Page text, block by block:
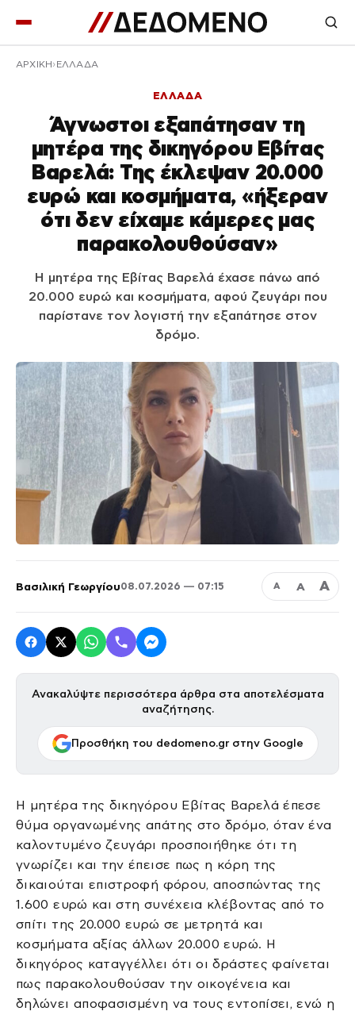
ΑΡΧΙΚΉ ΕΛΛΑΔΑ
ΕΛΛΑΔΑ
Άγνωστοι εξαπάτησαν τη
μητέρα της δικηγόρου Εβίτας
Βαρελά: Της έκλεψαν 20.000
ευρώ και κοσμήματα, «ήξεραν
ότι δεν είχαμε κάμερες μας
παρακολουθούσαν»
Η μητέρα της Εβίτας Βαρελά έχασε πάνω από
20.000 ευρώ και κοσμήματα, αφού ζευγάρι που
παρίστανε τον λογιστή την εξαπάτησε στον
δρόμο.
Βασιλική Γεωργίου08.07.2026 — 07:15 Α Α Α
Ανακαλύψτε περισσότερα άρθρα στα αποτελέσματα
αναζήτησης.
Προσθήκη του dedomeno.gr στην Google
Η μητέρα της δικηγόρου Εβίτας Βαρελά έπεσε
θύμα οργανωμένης απάτης στο δρόμο, όταν ένα
καλοντυμένο ζευγάρι προσποιήθηκε ότι τη
γνωρίζει και την έπεισε πως η κόρη της
δικαιούται επιστροφή φόρου, αποσπώντας της
1.600 ευρώ και στη συνέχεια κλέβοντας από το
σπίτι της 20.000 ευρώ σε μετρητά και
κοσμήματα αξίας άλλων 20.000 ευρώ. Η
δικηγόρος καταγγέλλει ότι οι δράστες φαίνεται
πως παρακολουθούσαν την οικογένεια και
δηλώνει αποφασισμένη να τους εντοπίσει, ενώ η